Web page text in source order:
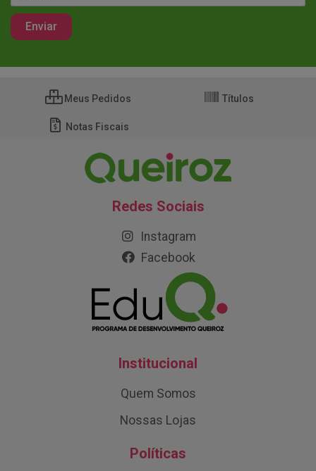
Meus Pedidos Títulos
Notas Fiscais
Redes Sociais
Instagram
Facebook
Institucional
Quem Somos
Nossas Lojas
Políticas